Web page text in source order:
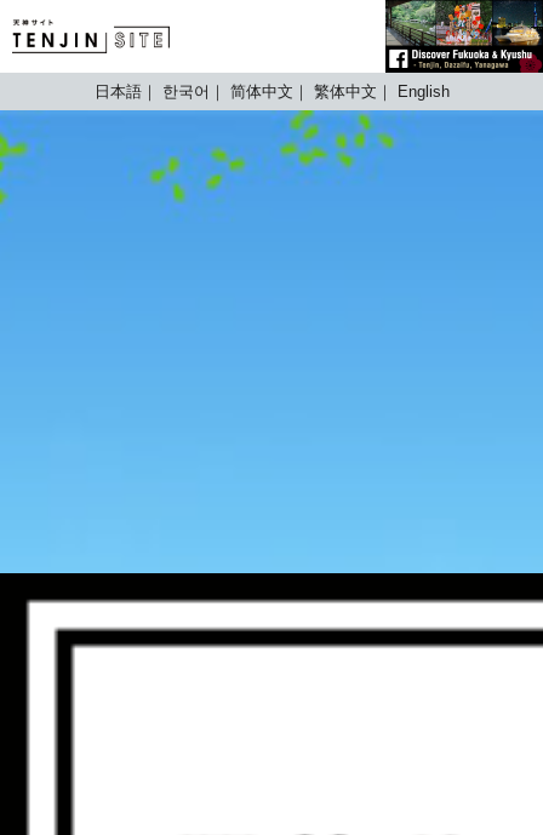
TENJIN SITE
日本語 한국어 简体中文 繁体中文 English